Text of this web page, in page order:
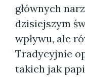
głównych
dzisiejszym
wpływu, ale
Tradycyjnie
takich jak